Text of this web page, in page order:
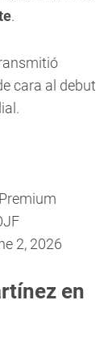
.
cara al debut
2, 2026
en